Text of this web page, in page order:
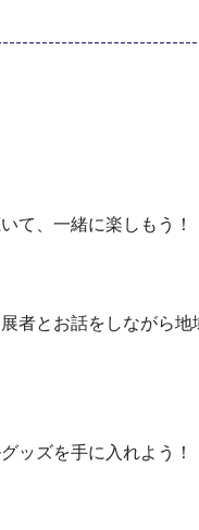
て、一緒に楽しもう！
者とお話をしながら
ッズを手に入れよう！